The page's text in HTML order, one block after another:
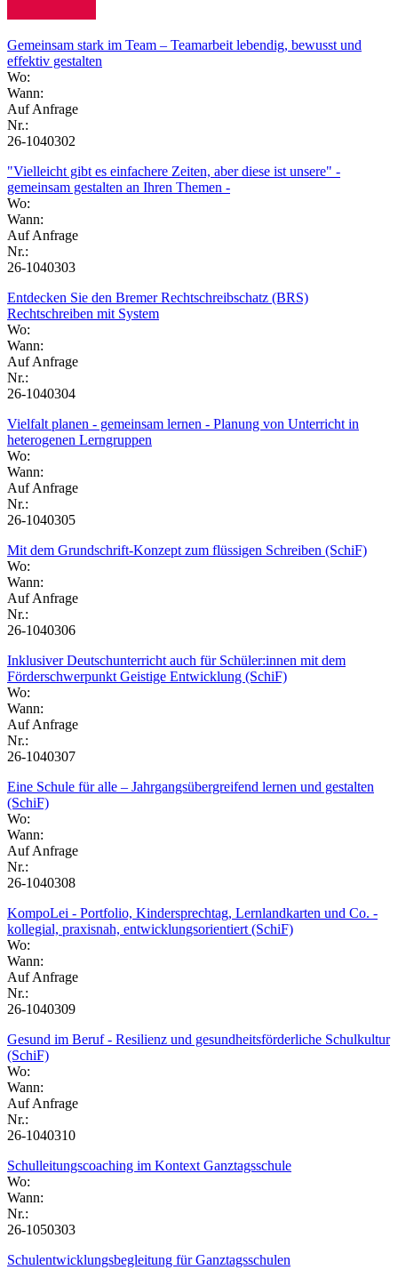
Gemeinsam stark im Team – Teamarbeit lebendig, bewusst und
effektiv gestalten
Wo:
Wann:
Auf Anfrage
Nr.:
26-1040302
"Vielleicht gibt es einfachere Zeiten, aber diese ist unsere" -
gemeinsam gestalten an Ihren Themen -
Wo:
Wann:
Auf Anfrage
Nr.:
26-1040303
Entdecken Sie den Bremer Rechtschreibschatz (BRS)
Rechtschreiben mit System
Wo:
Wann:
Auf Anfrage
Nr.:
26-1040304
Vielfalt planen - gemeinsam lernen - Planung von Unterricht in
heterogenen Lerngruppen
Wo:
Wann:
Auf Anfrage
Nr.:
26-1040305
Mit dem Grundschrift-Konzept zum flüssigen Schreiben (SchiF)
Wo:
Wann:
Auf Anfrage
Nr.:
26-1040306
Inklusiver Deutschunterricht auch für Schüler:innen mit dem
Förderschwerpunkt Geistige Entwicklung (SchiF)
Wo:
Wann:
Auf Anfrage
Nr.:
26-1040307
Eine Schule für alle – Jahrgangsübergreifend lernen und gestalten
(SchiF)
Wo:
Wann:
Auf Anfrage
Nr.:
26-1040308
KompoLei - Portfolio, Kindersprechtag, Lernlandkarten und Co. -
kollegial, praxisnah, entwicklungsorientiert (SchiF)
Wo:
Wann:
Auf Anfrage
Nr.:
26-1040309
Gesund im Beruf - Resilienz und gesundheitsförderliche Schulkultur
(SchiF)
Wo:
Wann:
Auf Anfrage
Nr.:
26-1040310
Schulleitungscoaching im Kontext Ganztagsschule
Wo:
Wann:
Nr.:
26-1050303
Schulentwicklungsbegleitung für Ganztagsschulen